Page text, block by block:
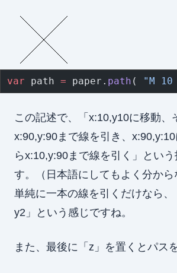
var path = paper. path ( "M
この記述で、「x:10,y10に移動、
x:90,y:90まで線を引き、
らx:10,y:90まで線を引く」という
す。（日本語にしてもよく分から
単純に一本の線を引くだけなら
y2」という感じですね。
また、最後に「z」を置くとパス